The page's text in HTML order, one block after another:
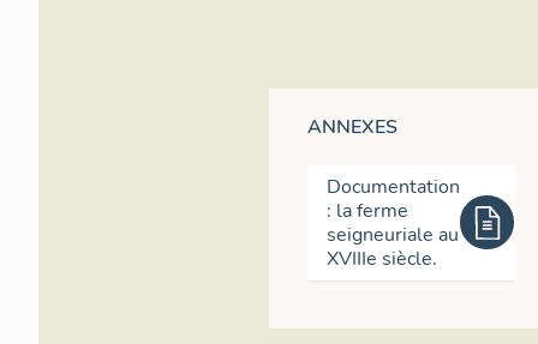
ANNEXES
Documentation
: la ferme
seigneuriale au
XVIIIe siècle.